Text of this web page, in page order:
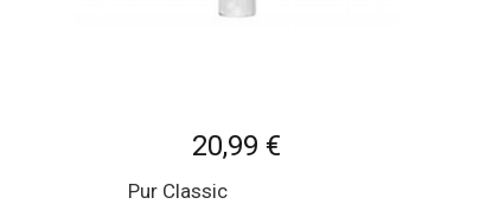
20,99 €
Pur Classic